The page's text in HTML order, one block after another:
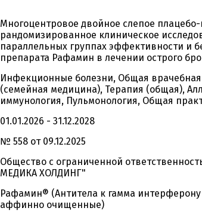
Многоцентровое двойное слепое
рандомизированное клиническое
параллельных группах эффективности и
препарата Рафамин в лечении острого
Инфекционные болезни, Общая
(семейная медицина), Терапия (общая),
иммунология, Пульмонология, Общая
01.01.2026 - 31.12.2028
№ 558 от 09.12.2025
Общество с ограниченной
МЕДИКА ХОЛДИНГ"
Рафамин® (Антитела к гамма
аффинно очищенные)